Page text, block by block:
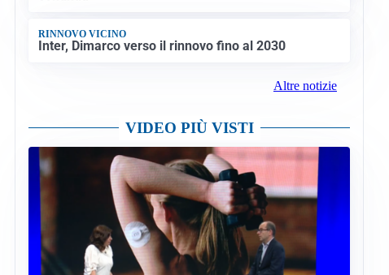
RINNOVO VICINO
Inter, Dimarco verso il rinnovo fino al 2030
Altre notizie
VIDEO PIÙ VISTI